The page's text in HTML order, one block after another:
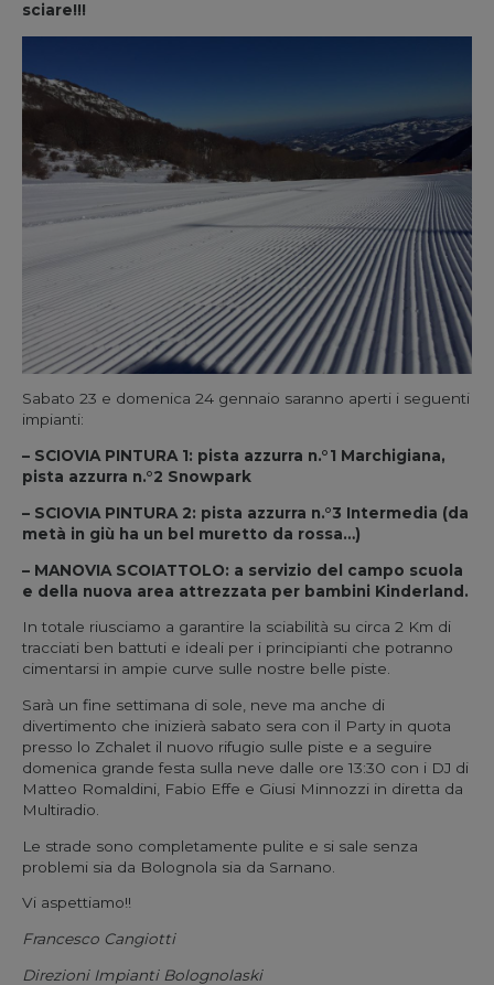
sciare!!!
Sabato 23 e domenica 24 gennaio saranno aperti i seguenti
impianti:
– SCIOVIA PINTURA 1: pista azzurra n.°1 Marchigiana,
pista azzurra n.°2 Snowpark
– SCIOVIA PINTURA 2: pista azzurra n.°3 Intermedia (da
metà in giù ha un bel muretto da rossa…)
– MANOVIA SCOIATTOLO: a servizio del campo scuola
e della nuova area attrezzata per bambini Kinderland.
In totale riusciamo a garantire la sciabilità su circa 2 Km di
tracciati ben battuti e ideali per i principianti che potranno
cimentarsi in ampie curve sulle nostre belle piste.
Sarà un fine settimana di sole, neve ma anche di
divertimento che inizierà sabato sera con il Party in quota
presso lo Zchalet il nuovo rifugio sulle piste e a seguire
domenica grande festa sulla neve dalle ore 13:30 con i DJ di
Matteo Romaldini, Fabio Effe e Giusi Minnozzi in diretta da
Multiradio.
Le strade sono completamente pulite e si sale senza
problemi sia da Bolognola sia da Sarnano.
Vi aspettiamo!!
Francesco Cangiotti
Direzioni Impianti Bolognolaski